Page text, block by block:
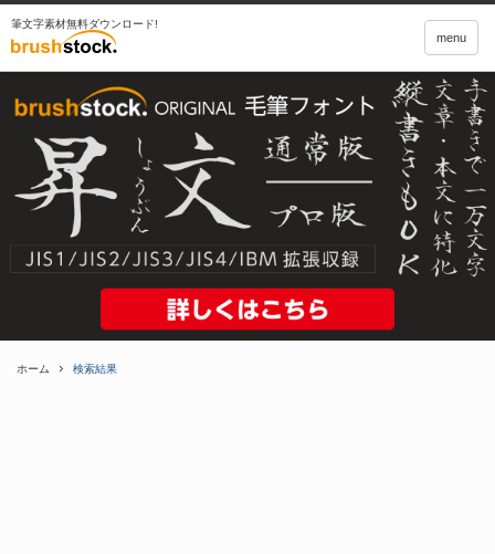
筆文字素材無料ダウンロード!
menu
ホーム 検索結果